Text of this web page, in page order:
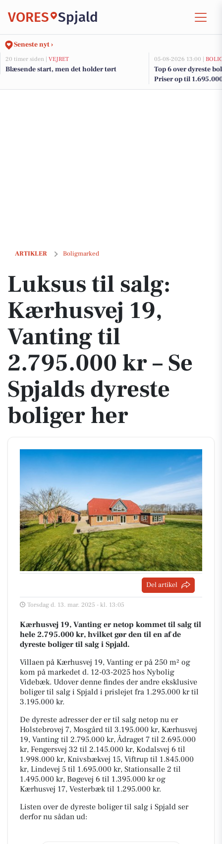
VORES Spjald
Seneste nyt ›
20 timer siden | VEJRET
Blæsende start, men det holder tørt
05-08-2026 13:00 |
Top 6 over dyreste
Priser op til
ARTIKLER Boligmarked
Luksus til salg: Kærhusvej 19, Vanting til 2.795.000 kr – Se Spjalds
Luksus til salg:
Kærhusvej 19,
Vanting til
2.795.000 kr – Se
Spjalds dyreste
boliger her
Del artikel
Torsdag d. 13. mar. 2025 - kl. 13:05
Kærhusvej 19, Vanting er netop kommet til salg til
hele 2.795.000 kr, hvilket gør den til en af de
dyreste boliger til salg i Spjald.
Villaen på Kærhusvej 19, Vanting er på 250 m² og
kom på markedet d. 12-03-2025 hos Nybolig
Videbæk. Udover denne findes der andre eksklusive
boliger til salg i Spjald i prislejet fra 1.295.000 kr til
3.195.000 kr.
De dyreste adresser der er til salg netop nu er
Holstebrovej 7, Mosgård til 3.195.000 kr, Kærhusvej
19, Vanting til 2.795.000 kr, Ådraget 7 til 2.695.000
kr, Fengersvej 32 til 2.145.000 kr, Kodalsvej 6 til
1.998.000 kr, Knivsbækvej 15, Viftrup til 1.845.000
kr, Lindevej 5 til 1.695.000 kr, Stationsalle 2 til
1.495.000 kr, Bøgevej 6 til 1.395.000 kr og
Kærhusvej 17, Vesterbæk til 1.295.000 kr.
Listen over de dyreste boliger til salg i Spjald ser
derfor nu sådan ud: